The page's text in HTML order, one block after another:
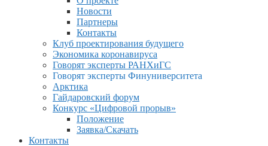
Новости
Партнеры
Контакты
Клуб проектирования будущего
Экономика коронавируса
Говорят эксперты РАНХиГС
Говорят эксперты Финуниверситета
Арктика
Гайдаровский форум
Конкурс «Цифровой прорыв»
Положение
Заявка/Скачать
Контакты